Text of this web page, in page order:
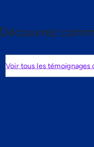
Découvrez
Voir tous les témoignages